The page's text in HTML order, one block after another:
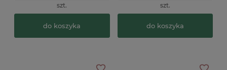
szt.
do koszyka
szt.
do koszyka